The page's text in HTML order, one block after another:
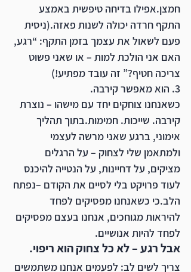
חמצן.אפילו בדיחה טיפשית באמצע
התקף חרדה יכולה לשנות פאזה.(ניסית
פעם לשאול את עצמך בזמן התקף: “רגע,
האם אני הולכת למות – או שאני פשוט
צריכה חטיף?” זה עובד מפתיע!)
3. הוא מאפשר קירבה.
כשאנחנו צוחקים יחד עם מישהו – נוצרת
קירבה. שייכות. חמימות.בתוך תהליך
אימוני, ברגע שאני מרשה לעצמי
ולמתאמן שלי לצחוק – על הרגלים
מציקים, על דחיינות, על הנטייה להיכנס
לעוד פרויקט בלי לסיים את הקודם –נפתח
הלב.כי כשאנחנו מפסיקים לפחד
להיראות מגוחכים, אנחנו בעצם מפסיקים
לפחד להיות אנושיים.
אבל רגע – לא כל צחוק הוא ריפוי.
צריך לשים לב: לפעמים אנחנו משתמשים